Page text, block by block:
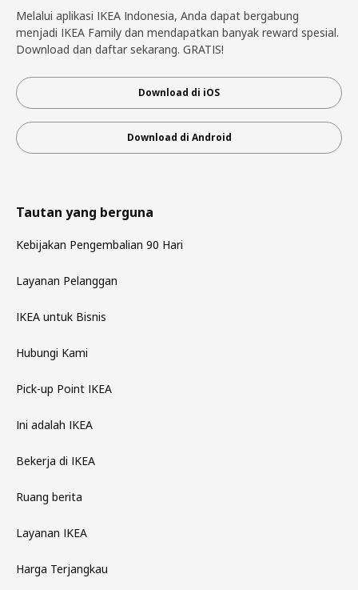
Melalui aplikasi IKEA Indonesia, Anda dapat bergabung
menjadi IKEA Family dan mendapatkan banyak reward spesial.
Download dan daftar sekarang. GRATIS!
Download di iOS
Download di Android
Tautan yang berguna
Kebijakan Pengembalian 90 Hari
Layanan Pelanggan
IKEA untuk Bisnis
Hubungi Kami
Pick-up Point IKEA
Ini adalah IKEA
Bekerja di IKEA
Ruang berita
Layanan IKEA
Harga Terjangkau